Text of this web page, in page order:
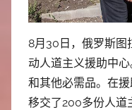
8月30日，俄罗斯图
动人道主义援助中
和其他必需品。在
移交了200多份人道